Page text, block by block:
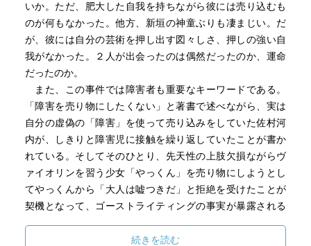
そのS極とＮ極の組み合わせが起こすハーモニーwは
バイオハザードのカプコンでのコントみたいな打ち合わせ
や
で引き受けていて、
1年がかりの仕事、交響曲hiroshuma・交響曲第1番現代典
礼でようやく200万の報酬を受け取る事になるのだけど、
結構な仕事をこなしてきたいい歳の男2人が、分割した支払
サムラゴーチ氏は「こんな大金初めて持った」と言ったら
新垣氏も全く同じことだったらしく、
いか。ただ、肥大した自我を持ちながら彼には売り込むも
のが何もなかった。他方、新垣の神童ぶりも凄まじい。だ
が、彼には自分の芸術を押し出す図々しさ、押しの強い自
我がなかった。２人が出会ったのは偶然だったのか、運命
だったのか。
また、この事件では障害者も重要なキーワードである。
「障害を売り物にしたくない」と著書で述べながら、実は
自分の虚偽の「障害」を使って売り込みをしていた佐村河
内が、しきりと障害児に接触を繰り返していたことが書か
れている。そしてそのひとり、先天性の上肢欠損ながらヴ
ァイオリンを習う少女「やっくん」を売り物にしようとし
てやっくんから「大人は嘘つきだ」と拒絶を受けたことが
契機となって、ゴーストライティングの事実が暴露される
あったのだ。フィギュアスケートの高橋大輔選手が〈佐村
続きを読む